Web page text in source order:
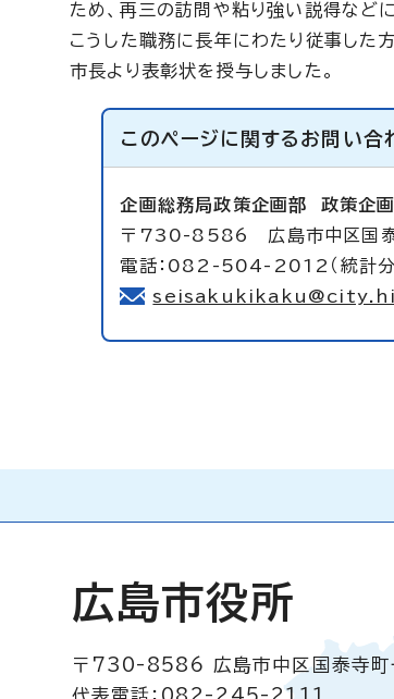
ため、再三の訪問や粘り強い説得など
こうした職務に長年にわたり従事した
市長より表彰状を授与しました。
このページに関する お問い合
企画総務局政策企画部 政策企
〒730-8586 広島市中区国
電話：082-504-2012（統計
広島市役所
〒730-8586
広島市中区国泰寺
代表電話：082-245-2111